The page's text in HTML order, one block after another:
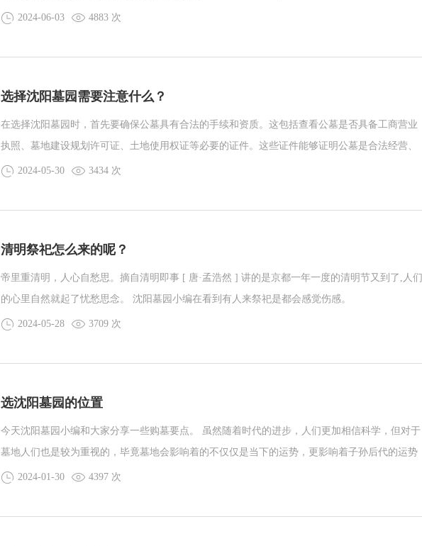
2024-06-03 4883 次
选择沈阳墓园需要注意什么？
在选择沈阳墓园时，首先要确保公墓具有合法的手续和资质。这包括查看公墓是否具备工商营业
执照、墓地建设规划许可证、土地使用权证等必要的证件。这些证件能够证明公墓是合法经营、
符合政府规划并具备土地使用权的。
2024-05-30 3434 次
清明祭祀怎么来的呢？
帝里重清明，人心自愁思。摘自清明即事 [ 唐·孟浩然 ] 讲的是京都一年一度的清明节又到了,人们
的心里自然就起了忧愁思念。 沈阳墓园小编在看到有人来祭祀是都会感觉伤感。
2024-05-28 3709 次
选沈阳墓园的位置
今天沈阳墓园小编和大家分享一些购墓要点。 虽然随着时代的进步，人们更加相信科学，但对于
墓地人们也是较为重视的，毕竟墓地会影响着的不仅仅是当下的运势，更影响着子孙后代的运势
凶吉，所以我们都必须要了解这些知识。
2024-01-30 4397 次